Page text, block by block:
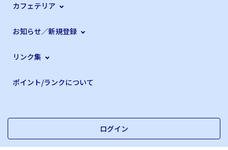
カフェテリア
お知らせ／新規登録
リンク集
ポイント/ランクについて
ログイン